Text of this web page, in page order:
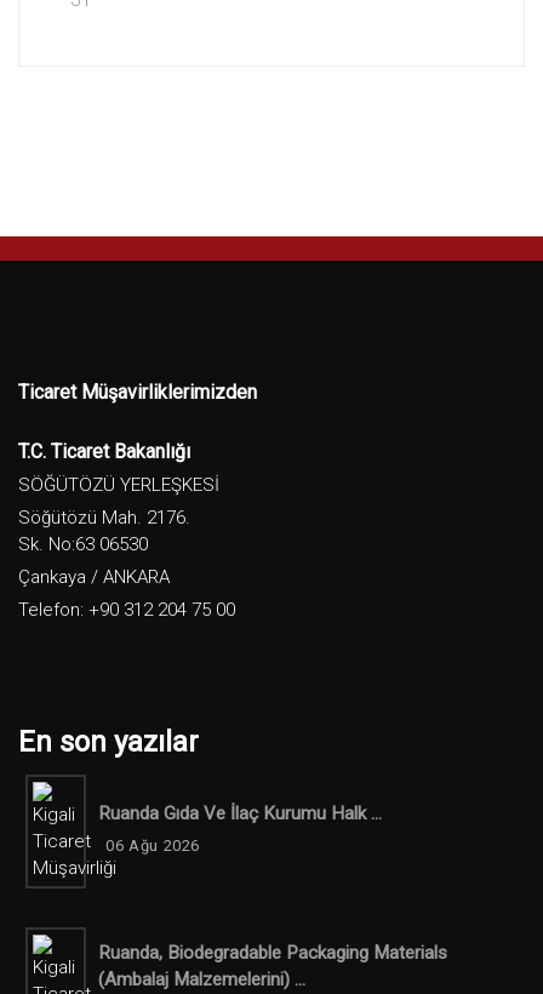
Ticaret Müşavirliklerimizden
T.C. Ticaret Bakanlığı
SÖĞÜTÖZÜ YERLEŞKESİ
Söğütözü Mah. 2176.
Sk. No:63 06530
Çankaya / ANKARA
Telefon: +90 312 204 75 00
En son yazılar
Ruanda Gıda Ve İlaç Kurumu Halk ...
06 Ağu 2026
Ruanda, Biodegradable Packaging Materials
(ambalaj Malzemelerini) ...